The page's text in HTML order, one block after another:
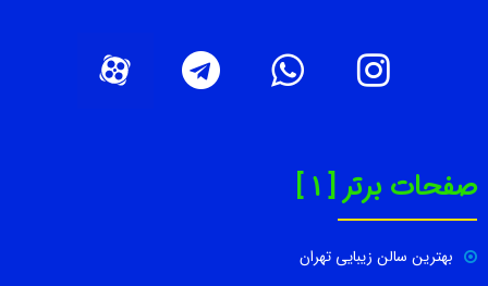
صفحات برتر [ 1 ]
بهترین سالن زیبایی تهران